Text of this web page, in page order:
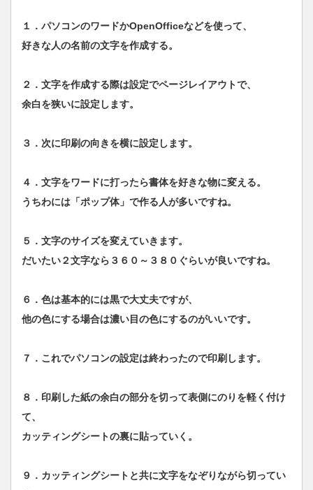
１．パソコンのワードかOpenOfficeなどを使って、
好きな人の名前の文字を作成する。
２．文字を作成する際は設定でページレイアウトで、
余白を狭いに設定します。
３．次に印刷の向きを横に設定します。
４．文字をワードに打ったら書体を好きな物に変える。
うちわには「ポップ体」で作る人が多いですね。
５．文字のサイズを変えていきます。
だいたい２文字なら３６０～３８０ぐらいが良いですね。
６．色は基本的には黒で大丈夫ですが、
他の色にする場合は濃い目の色にするのがいいです。
７．これでパソコンの設定は終わったので印刷します。
８．印刷した紙の余白の部分を切って表側にのりを軽く付け
て、
カッティングシートの裏に貼っていく。
９．カッティングシートと共に文字をなぞりながら切ってい